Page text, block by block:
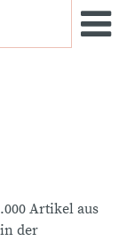
Artikel aus
der